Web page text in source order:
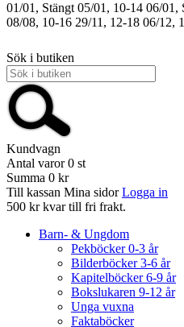
01/01, Stängt 05/01, 10-14 06/01,
08/08, 10-16 29/11, 12-18 06/12,
Sök i butiken
Kundvagn
Antal varor 0 st
Summa 0 kr
Till kassan Mina sidor Logga in
500 kr kvar till fri frakt.
Barn- & Ungdom
Pekböcker 0-3 år
Bilderböcker 3-6 år
Kapitelböcker 6-9 år
Bokslukaren 9-12 år
Unga vuxna
Faktaböcker